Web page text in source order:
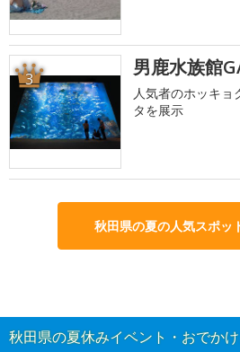
3 男鹿水族館
人気者のホッキョ
タを展示
秋田県の夏の人気スポッ
秋田県の夏休みイベント・おでか